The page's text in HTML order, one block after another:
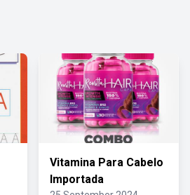
Vitamina Para Cabelo
Importada